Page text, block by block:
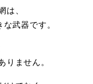
は、
武器です。
りません。